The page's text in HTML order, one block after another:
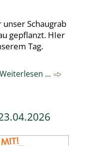
Schaugrab
gepflanzt. HIer
Tag.
Weiterlesen ...